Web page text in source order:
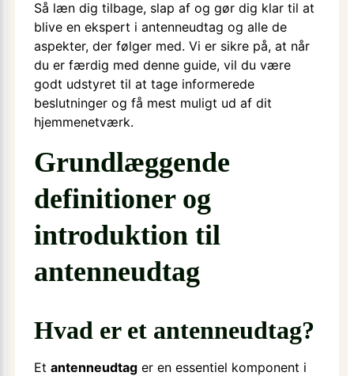
Så læn dig tilbage, slap af og gør dig klar til at
blive en ekspert i antenneudtag og alle de
aspekter, der følger med. Vi er sikre på, at når
du er færdig med denne guide, vil du være
godt udstyret til at tage informerede
beslutninger og få mest muligt ud af dit
hjemmenetværk.
Grundlæggende
definitioner og
introduktion til
antenneudtag
Hvad er et antenneudtag?
Et antenneudtager en essentiel komponent i